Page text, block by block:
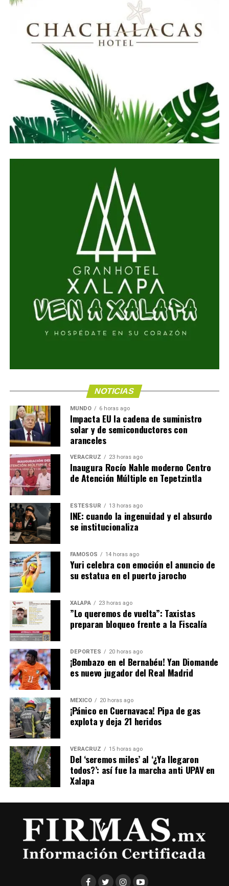
NOTICIAS
MUNDO 6 horas ago
Impacta EU la cadena de suministro
solar y de semiconductores con
aranceles
VERACRUZ 23 horas ago
Inaugura Rocío Nahle moderno Centro
de Atención Múltiple en Tepetzintla
ESTESSUR 13 horas ago
INE: cuando la ingenuidad y el absurdo
se institucionaliza
FAMOSOS 14 horas ago
Yuri celebra con emoción el anuncio de
su estatua en el puerto jarocho
XALAPA 23 horas ago
​”Lo queremos de vuelta”: Taxistas
preparan bloqueo frente a la Fiscalía
DEPORTES 20 horas ago
​¡Bombazo en el Bernabéu! Yan Diomande
es nuevo jugador del Real Madrid
MÉXICO 20 horas ago
¡Pánico en Cuernavaca! Pipa de gas
explota y deja 21 heridos
VERACRUZ 15 horas ago
Del ‘seremos miles’ al ‘¿Ya llegaron
todos?’: así fue la marcha anti UPAV en
Xalapa